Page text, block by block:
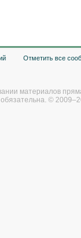
Отметить все
материалов
обязательна. ©